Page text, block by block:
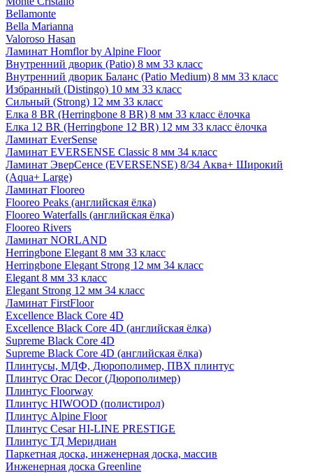
Bellamonte
Bella Marianna
Valoroso Hasan
Ламинат Homflor by Alpine Floor
Внутренний дворик (Patio) 8 мм 33 класс
Внутренний дворик Баланс (Patio Medium) 8 мм 33 класс
Избранный (Distingo) 10 мм 33 класс
Сильный (Strong) 12 мм 33 класс
Елка 8 BR (Herringbone 8 BR) 8 мм 33 класс ёлочка
Елка 12 BR (Herringbone 12 BR) 12 мм 33 класс ёлочка
Ламинат EverSense
Ламинат EVERSENSE Classic 8 мм 34 класс
Ламинат ЭверСенсе (EVERSENSE) 8/34 Аква+ Широкий
(Aqua+ Large)
Ламинат Flooreo
Flooreo Peaks (английская ёлка)
Flooreo Waterfalls (английская ёлка)
Flooreo Rivers
Ламинат NORLAND
Herringbone Elegant 8 мм 33 класс
Herringbone Elegant Strong 12 мм 34 класс
Elegant 8 мм 33 класс
Elegant Strong 12 мм 34 класс
Ламинат FirstFloor
Excellence Black Core 4D
Excellence Black Core 4D (английская ёлка)
Supreme Black Core 4D
Supreme Black Core 4D (английская ёлка)
Плинтусы, МДФ, Дюрополимер, ПВХ плинтус
Плинтус Orac Decor (Дюрополимер)
Плинтус Floorway
Плинтус HIWOOD (полистирол)
Плинтус Alpine Floor
Плинтус Cesar HI-LINE PRESTIGE
Плинтус ТД Меридиан
Паркетная доска, инженерная доска, массив
Инженерная доска Greenline